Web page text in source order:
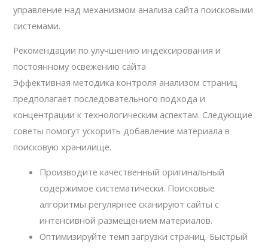
управление над механизмом анализа сайта поисковыми
системами.
Рекомендации по улучшению индексирования и
постоянному освежению сайта
Эффективная методика контроля анализом страниц
предполагает последовательного подхода и
концентрации к технологическим аспектам. Следующие
советы помогут ускорить добавление материала в
поисковую хранилище.
Производите качественный оригинальный
содержимое систематически. Поисковые
алгоритмы регулярнее сканируют сайты с
интенсивной размещением материалов.
Оптимизируйте темп загрузки страниц. Быстрый